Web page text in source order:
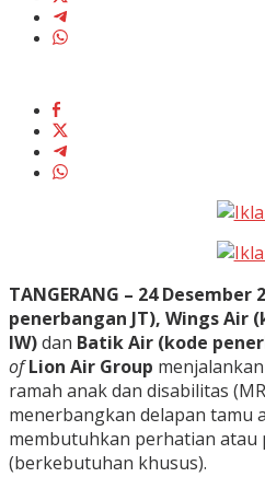
TANGERANG – 24 Desember
penerbangan JT), Wings Air
IW)dan Batik Air (kode
of Lion Air Group
ramah anak dan disabilitas
menerbangkan delapan tamu
membutuhkan perhatian
(berkebutuhan khusus).